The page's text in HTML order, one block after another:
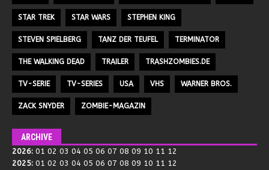
STAR TREK STAR WARS STEPHEN KING
STEVEN SPIELBERG TANZ DER TEUFEL TERMINATOR
THE WALKING DEAD TRAILER TRASHZOMBIES.DE
TV-SERIE TV-SERIES USA VHS WARNER BROS.
ZACK SNYDER ZOMBIE-MAGAZIN
ARCHIVE
2026: 01 02 03 04 05 06 07 08 09 10 11 12
2025: 01 02 03 04 05 06 07 08 09 10 11 12